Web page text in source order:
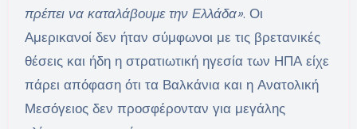
πρέπει να καταλάβουμε την Ελλάδα». Οι
Αμερικανοί δεν ήταν σύμφωνοι με τις βρετανικές
θέσεις και ήδη η στρατιωτική ηγεσία των ΗΠΑ είχε
πάρει απόφαση ότι τα Βαλκάνια και η Ανατολική
Μεσόγειος δεν προσφέρονταν για μεγάλης